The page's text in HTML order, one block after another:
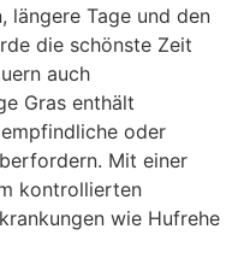
längere Tage und den
die schönste Zeit
auch
Gras enthält
oder
Mit einer
kontrollierten
wie Hufrehe